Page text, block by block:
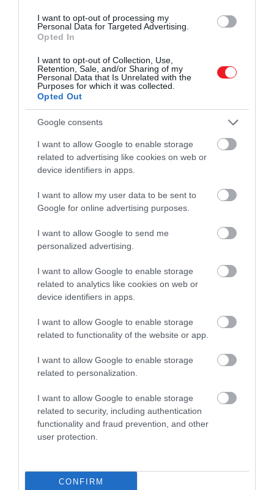
I want to opt-out of processing my
Personal Data for Targeted Advertising.
Opted In
I want to opt-out of Collection, Use,
Retention, Sale, and/or Sharing of my
Personal Data that Is Unrelated with the
Purposes for which it was collected.
Opted Out
Google consents
I want to allow Google to enable storage
related to advertising like cookies on web or
device identifiers in apps.
I want to allow my user data to be sent to
Google for online advertising purposes.
I want to allow Google to send me
personalized advertising.
I want to allow Google to enable storage
related to analytics like cookies on web or
device identifiers in apps.
I want to allow Google to enable storage
related to functionality of the website or app.
I want to allow Google to enable storage
related to personalization.
I want to allow Google to enable storage
related to security, including authentication
functionality and fraud prevention, and other
user protection.
CONFIRM
20 ezer Ft
A ventilátor
Dyson